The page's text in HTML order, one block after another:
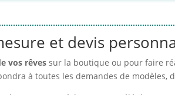
et devis
vos rêves sur la boutique ou pour faire
à toutes les demandes de modèles,